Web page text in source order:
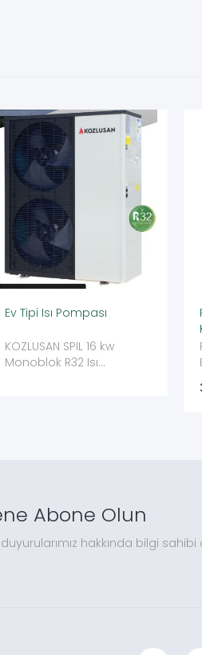
Ev Tipi Isı Pompası
KOZLUSAN SPIL 16 kw
Monoblok R32 Isı
Abone Olun
duyurularımız hakkında bilgi